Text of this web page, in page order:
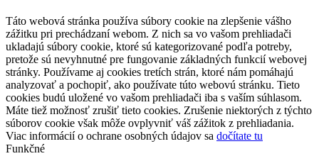
Táto webová stránka používa súbory cookie na zlepšenie vášho
zážitku pri prechádzaní webom. Z nich sa vo vašom prehliadači
ukladajú súbory cookie, ktoré sú kategorizované podľa potreby,
pretože sú nevyhnutné pre fungovanie základných funkcií webovej
stránky. Používame aj cookies tretích strán, ktoré nám pomáhajú
analyzovať a pochopiť, ako používate túto webovú stránku. Tieto
cookies budú uložené vo vašom prehliadači iba s vaším súhlasom.
Máte tiež možnosť zrušiť tieto cookies. Zrušenie niektorých z týchto
súborov cookie však môže ovplyvniť váš zážitok z prehliadania.
Viac informácií o ochrane osobných údajov sa dočítate tu
Funkčné